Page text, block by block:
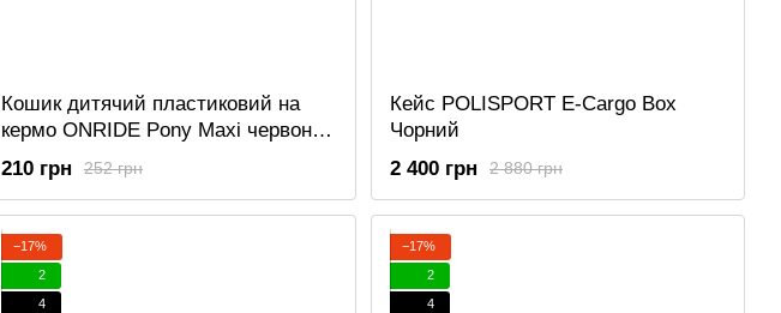
Кошик дитячий пластиковий на
кермо ONRIDE Pony Maxi червоний
для велосипедів 16-20"
252 грн
210 грн
Кейс POLISPORT E-Cargo Box
Чорний
2 880 грн
2 400 грн
−17%
2
4
−17%
2
4